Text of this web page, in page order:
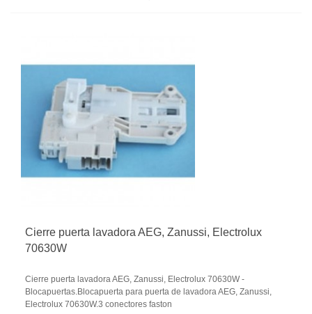
Cierre puerta lavadora AEG, Zanussi, Electrolux
70630W
Cierre puerta lavadora AEG, Zanussi, Electrolux 70630W -
Blocapuertas.Blocapuerta para puerta de lavadora AEG, Zanussi,
Electrolux 70630W.3 conectores faston